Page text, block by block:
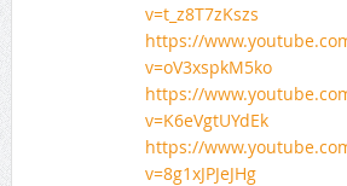
v=t_z8T7zKszs
https://
v=oV3xspkM5ko
https://
v=K6eVgtUYdEk
https://
v=8g1xJPJeJHg